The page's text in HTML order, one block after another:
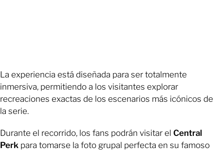
La experiencia está diseñada para ser totalmente
inmersiva, permitiendo a los visitantes explorar
recreaciones exactas de los escenarios más icónicos de
la serie.
Durante el recorrido, los fans podrán visitar el Central
Perk para tomarse la foto grupal perfecta en su famoso